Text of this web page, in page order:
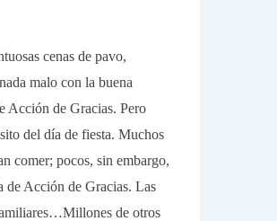
cenas de pavo,
malo con la buena
Acción de Gracias. Pero
del día de fiesta. Muchos
comer; pocos, sin embargo,
de Acción de Gracias. Las
de otros